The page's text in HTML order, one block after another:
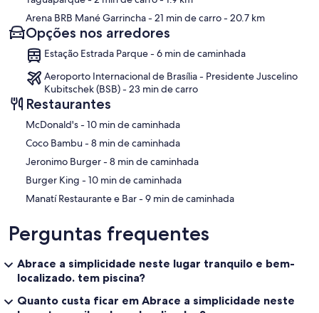
Arena BRB Mané Garrincha- 21 min de carro- 20.7 km
Opções nos arredores
Estação Estrada Parque - 6 min de caminhada
Aeroporto Internacional de Brasília - Presidente Juscelino
Kubitschek (BSB) - 23 min de carro
Restaurantes
‪McDonald's - ‬10 min de caminhada
‪Coco Bambu - ‬8 min de caminhada
‪Jeronimo Burger - ‬8 min de caminhada
‪Burger King - ‬10 min de caminhada
‪Manatí Restaurante e Bar - ‬9 min de caminhada
Perguntas frequentes
Abrace a simplicidade neste lugar tranquilo e bem-
localizado. tem piscina?
Quanto custa ficar em Abrace a simplicidade neste